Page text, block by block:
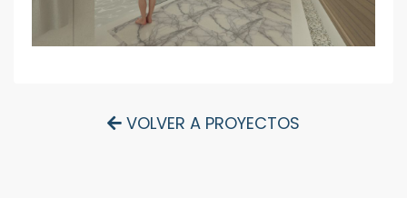
VOLVER A PROYECTOS